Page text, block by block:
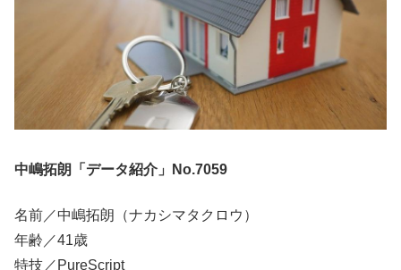
中嶋拓朗「データ紹介」No.7059
名前／中嶋拓朗（ナカシマタクロウ）
年齢／41歳
特技／PureScript